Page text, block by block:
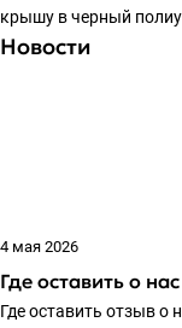
крышу в черный
Новости
4 мая 2026
Где оставить о
Где оставить отзыв о